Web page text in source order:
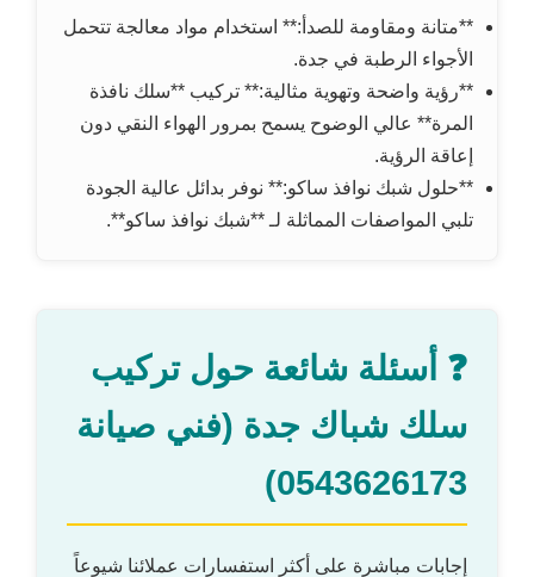
**متانة ومقاومة للصدأ:** استخدام مواد معالجة تتحمل
الأجواء الرطبة في جدة.
**رؤية واضحة وتهوية مثالية:** تركيب **سلك نافذة
المرة** عالي الوضوح يسمح بمرور الهواء النقي دون
إعاقة الرؤية.
**حلول شبك نوافذ ساكو:** نوفر بدائل عالية الجودة
تلبي المواصفات المماثلة لـ **شبك نوافذ ساكو**.
❓ أسئلة شائعة حول تركيب
سلك شباك جدة (فني صيانة
0543626173)
إجابات مباشرة على أكثر استفسارات عملائنا شيوعاً